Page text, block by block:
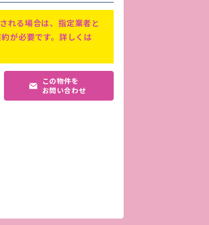
れる場合は、指定業者と
が必要です。詳しくは
この物件を
お問い合わせ